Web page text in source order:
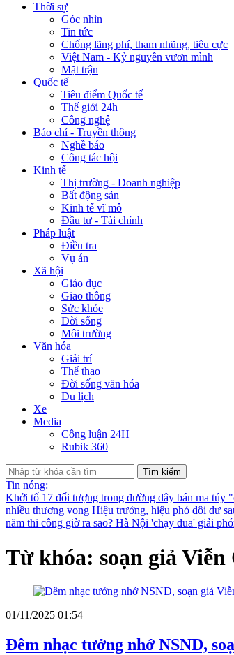
Thời sự
Góc nhìn
Tin tức
Chống lãng phí, tham nhũng, tiêu cực
Việt Nam - Kỷ nguyên vươn mình
Mặt trận
Quốc tế
Tiêu điểm Quốc tế
Thế giới 24h
Công nghệ
Báo chí - Truyền thông
Nghề báo
Công tác hội
Kinh tế
Thị trường - Doanh nghiệp
Bất động sản
Kinh tế vĩ mô
Đầu tư - Tài chính
Pháp luật
Điều tra
Vụ án
Xã hội
Giáo dục
Giao thông
Sức khỏe
Đời sống
Môi trường
Văn hóa
Giải trí
Thể thao
Đời sống văn hóa
Du lịch
Xe
Media
Công luận 24H
Rubik 360
Tìm kiếm
Tin nóng:
Khởi tố 17 đối tượng trong đường dây bán ma túy
nhiều thương vong Hiệu trưởng, hiệu phó dôi dư
năm thi công giờ ra sao? Hà Nội 'chạy đua' giải
Từ khóa: soạn giả Viễn
01/11/2025 01:54
Đêm nhạc tưởng nhớ NSND,